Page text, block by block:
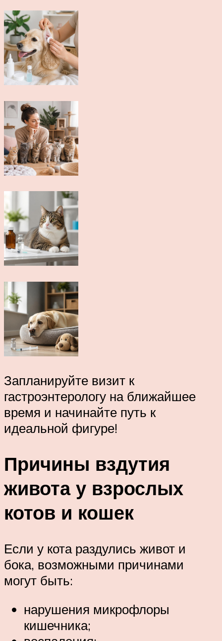
Запланируйте визит к
гастроэнтерологу на ближайшее
время и начинайте путь к
идеальной фигуре!
Причины вздутия
живота у взрослых
котов и кошек
Если у кота раздулись живот и
бока, возможными причинами
могут быть:
нарушения микрофлоры
кишечника;